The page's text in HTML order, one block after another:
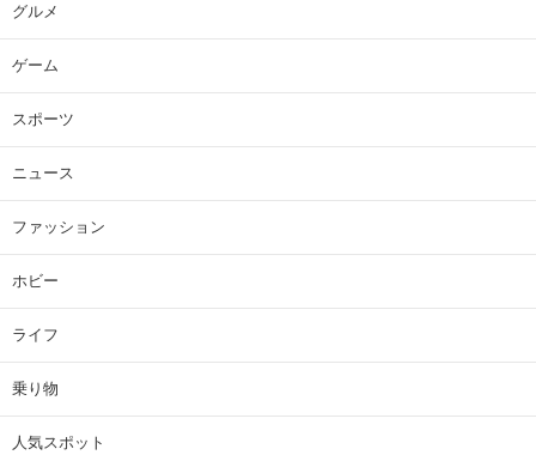
グルメ
ゲーム
スポーツ
ニュース
ファッション
ホビー
ライフ
乗り物
人気スポット